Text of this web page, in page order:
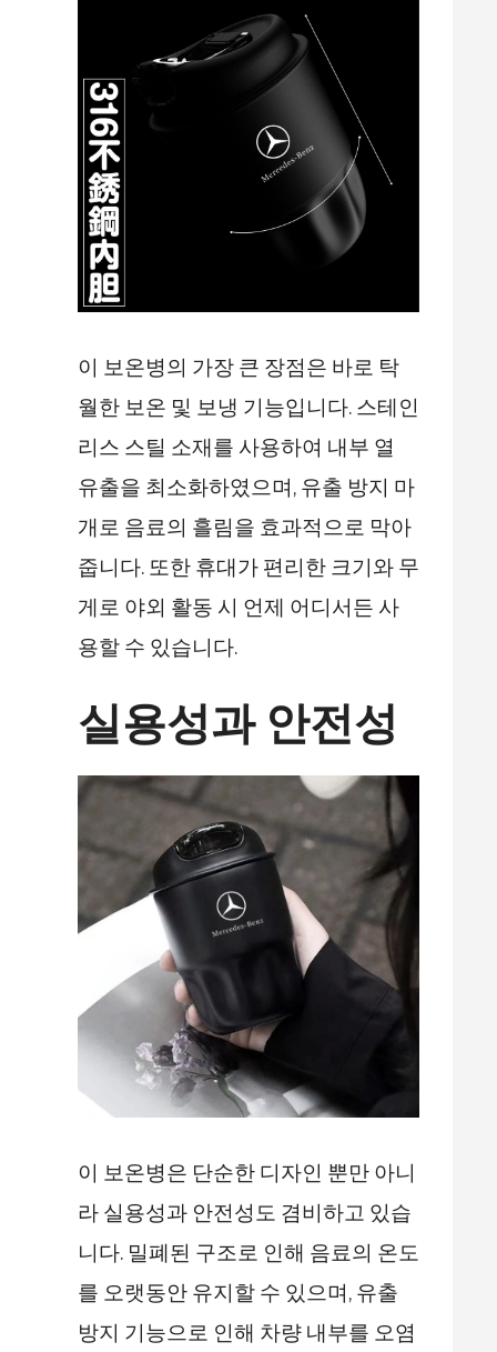
이 보온병의 가장 큰 장점은 바로 탁
월한 보온 및 보냉 기능입니다. 스테인
리스 스틸 소재를 사용하여 내부 열
유출을 최소화하였으며, 유출 방지 마
개로 음료의 흘림을 효과적으로 막아
줍니다. 또한 휴대가 편리한 크기와 무
게로 야외 활동 시 언제 어디서든 사
용할 수 있습니다.
실용성과 안전성
이 보온병은 단순한 디자인 뿐만 아니
라 실용성과 안전성도 겸비하고 있습
니다. 밀폐된 구조로 인해 음료의 온도
를 오랫동안 유지할 수 있으며, 유출
방지 기능으로 인해 차량 내부를 오염